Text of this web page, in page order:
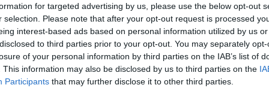
for targeted advertising by us, please use the below opt-out
selection. Please note that after your opt-out request is processed
interest-based ads based on personal information utilized by us
to third parties prior to your opt-out. You may separately
of your personal information by third parties on the IAB’s list of
This information may also be disclosed by us to third parties on the
Participants that may further disclose it to other third parties.
las facturas del agua que se reciban “este
que firmaron el PSOE e IU con la
mandato, y con una explicación detallada de la
de Andalucía” en el incremento de los precios.
dialogar y a escuchar a la gente”, resaltó el
encontró en la coalición que encabezó la